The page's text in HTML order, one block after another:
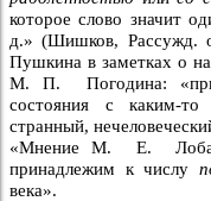
которое слово значит
д.» (Шишков, Рассужд.
Пушкина в заметках о
М. П. Погодина:
состояния с каким-то
странный,
«Мнение М. Е.
принадлежим к числу
века».